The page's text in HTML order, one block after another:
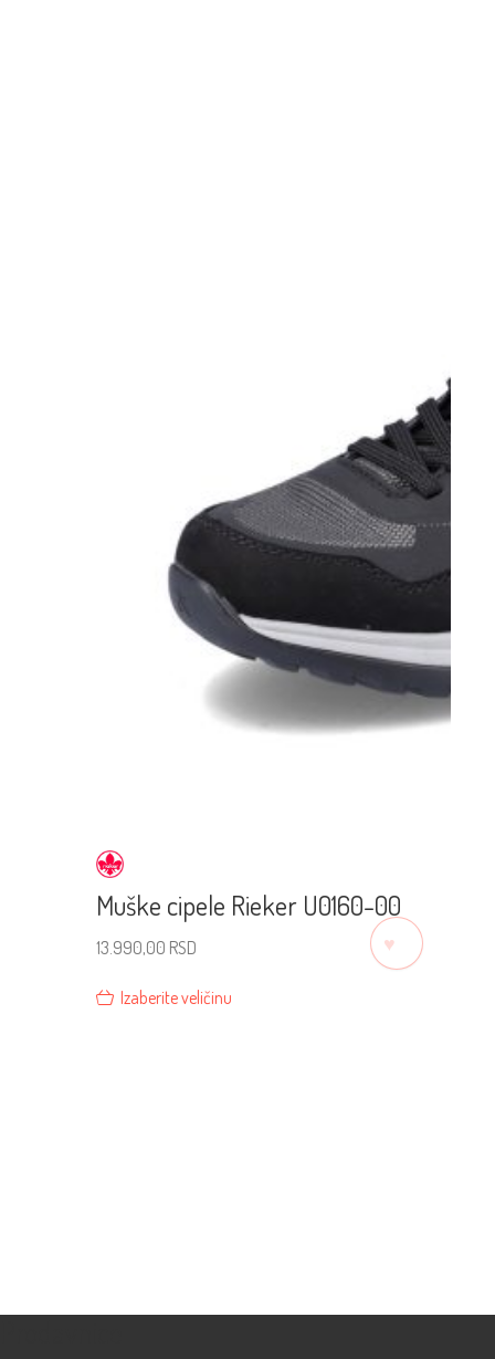
Muške cipele Rieker U0160-00
13.990,00 RSD
Izaberite veličinu